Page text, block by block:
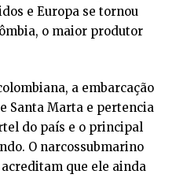
e Europa se tornou
o maior produtor
a embarcação
Santa Marta e pertencia
do país e o principal
O narcossubmarino
que ele ainda